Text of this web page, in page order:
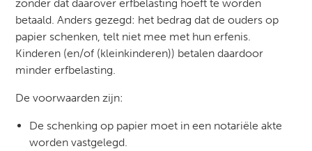
zonder dat daarover erfbelasting hoeft te worden
betaald. Anders gezegd: het bedrag dat de ouders op
papier schenken, telt niet mee met hun erfenis.
Kinderen (en/of (kleinkinderen)) betalen daardoor
minder erfbelasting.
De voorwaarden zijn:
De schenking op papier moet in een notariële akte
worden vastgelegd.